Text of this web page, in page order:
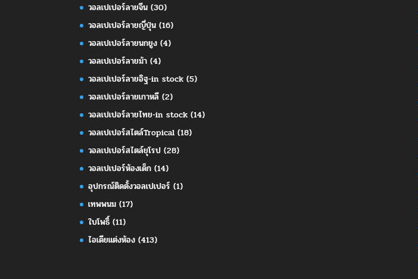
วอลเปเปอร์ลายจีน (30)
วอลเปเปอร์ลายญี่ปุ่น (16)
วอลเปเปอร์ลายนกยูง (4)
วอลเปเปอร์ลายม้า (4)
วอลเปเปอร์ลายอิฐ-in stock (5)
วอลเปเปอร์ลายเกาหลี (2)
วอลเปเปอร์ลายไทย-in stock (14)
วอลเปเปอร์สไตล์Tropical (18)
วอลเปเปอร์สไตล์ยุโรป (28)
วอลเปเปอร์ห้องเด็ก (14)
อุปกรณ์ติดตั้งวอลเปเปอร์ (1)
เทพพนม (17)
ใบโพธิ์ (11)
ไอเดียแต่งห้อง (413)